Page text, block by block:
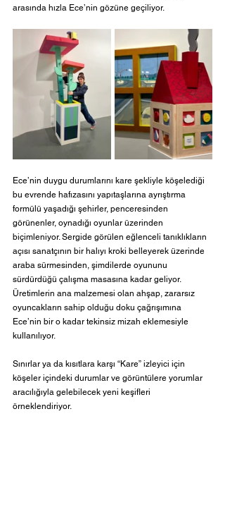
arasında hızla Ece’nin gözüne geçiliyor.
Ece’nin duygu durumlarını kare şekliyle köşelediği
bu evrende hafızasını yapıtaşlarına ayrıştırma
formülü yaşadığı şehirler, penceresinden
görünenler, oynadığı oyunlar üzerinden
biçimleniyor. Sergide görülen eğlenceli tanıklıkların
açısı sanatçının bir halıyı kroki belleyerek üzerinde
araba sürmesinden, şimdilerde oyununu
sürdürdüğü çalışma masasına kadar geliyor.
Üretimlerin ana malzemesi olan ahşap, zararsız
oyuncakların sahip olduğu doku çağrışımına
Ece’nin bir o kadar tekinsiz mizah eklemesiyle
kullanılıyor.
Sınırlar ya da kısıtlara karşı “Kare” izleyici için
köşeler içindeki durumlar ve görüntülere yorumlar
aracılığıyla gelebilecek yeni keşifleri
örneklendiriyor.